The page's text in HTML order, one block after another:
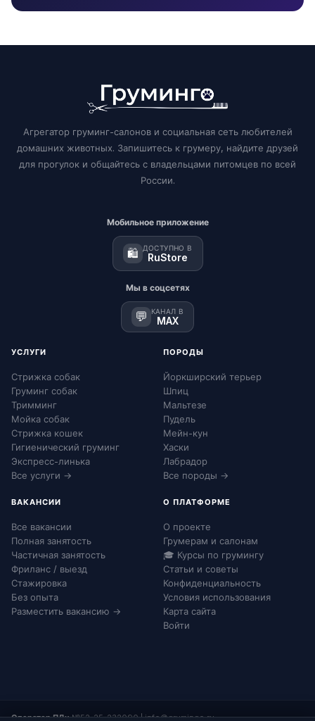
Агрегатор груминг-салонов и социальная сеть любителей
домашних животных. Запишитесь к грумеру, найдите друзей
для прогулок и общайтесь с владельцами питомцев по всей
России.
Мобильное приложение
🛍️ ДОСТУПНО В
RuStore
Мы в соцсетях
💬 КАНАЛ В
MAX
УСЛУГИ
Стрижка собак
Груминг собак
Тримминг
Мойка собак
Стрижка кошек
Гигиенический груминг
Экспресс-линька
Все услуги →
ПОРОДЫ
Йоркширский терьер
Шпиц
Мальтезе
Пудель
Мейн-кун
Хаски
Лабрадор
Все породы →
ВАКАНСИИ
Все вакансии
Полная занятость
Частичная занятость
Фриланс / выезд
Стажировка
Без опыта
Разместить вакансию →
О ПЛАТФОРМЕ
О проекте
Грумерам и салонам
🎓 Курсы по грумингу
Статьи и советы
Конфиденциальность
Условия использования
Карта сайта
Войти
Оператор ПДн:№52-25-232090|info@grumingo.ru